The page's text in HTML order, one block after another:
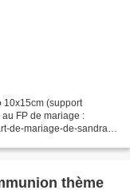
10x15cm (support
de-mariage-de-sandra-
thème